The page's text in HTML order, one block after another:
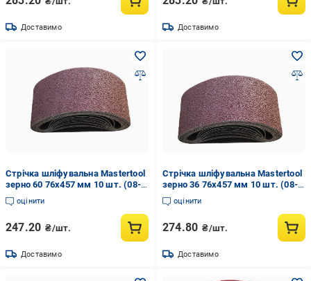
Доставимо Доставимо
Стрічка шліфувальна Mastertool
зерно 60 76x457 мм 10 шт. (08-
2306)
оцінити
247.20 ₴/шт.
Доставимо
Стрічка шліфувальна Mastertool
зерно 36 76x457 мм 10 шт. (08-
2303)
оцінити
274.80 ₴/шт.
Доставимо